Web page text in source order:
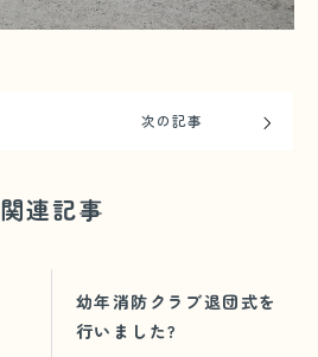
次の記事
関連記事
幼年消防クラブ退団式を
行いました?